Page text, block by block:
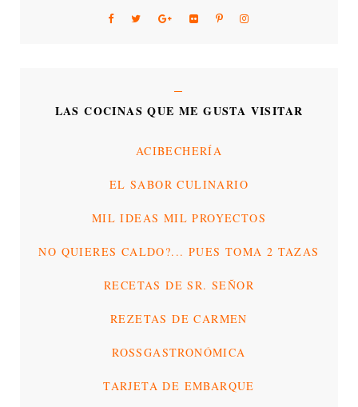
LAS COCINAS QUE ME GUSTA VISITAR
ACIBECHERÍA
EL SABOR CULINARIO
MIL IDEAS MIL PROYECTOS
NO QUIERES CALDO?... PUES TOMA 2 TAZAS
RECETAS DE SR. SEÑOR
REZETAS DE CARMEN
ROSSGASTRONÓMICA
TARJETA DE EMBARQUE